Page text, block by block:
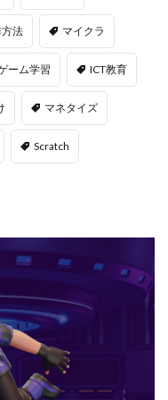
法 マイクラ
ーム学習 ICT教育
マネタイズ
Scratch